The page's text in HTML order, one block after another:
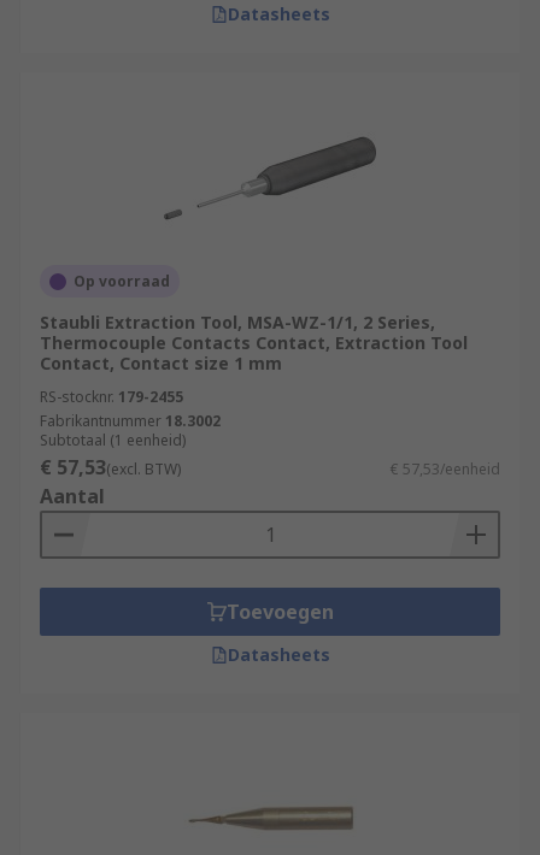
Datasheets
Op voorraad
Staubli Extraction Tool, MSA-WZ-1/1, 2 Series,
Thermocouple Contacts Contact, Extraction Tool
Contact, Contact size 1 mm
RS-stocknr. 179-2455
Fabrikantnummer 18.3002
Subtotaal (1 eenheid)
€ 57,53(excl. BTW) € 57,53/eenheid
Aantal
Toevoegen
Datasheets